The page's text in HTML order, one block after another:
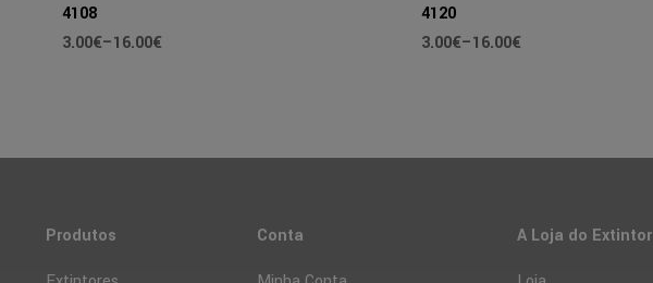
4108
3.00€–16.00€
4120
3.00€–16.00€
Produtos
Conta
A Loja do Extintor